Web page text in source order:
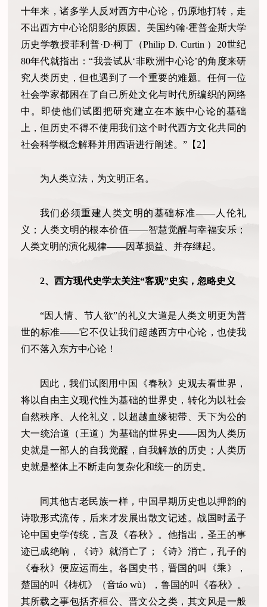
十年来，诸多学人反对西方中心论，仍原地打转，走
不出西方中心论阴影的原因。美国约翰·霍普金斯大学
历史学教授菲利普·D·柯丁（Philip D. Curtin ）20世纪
80年代就指出：“我尝试从‘非欧洲中心论’的角度来研
究人类历史，但也遇到了一个重要的难题。任何一位
社会学家都困在了自己所处文化与时代所编织的网络
中。即使他们试图把研究建立在本族中心论的基础
上，但历史不得不使用我们这个时代西方文化共同的
社会科学概念解释并用西语进行阐述。”【2】
为人类立法，为文明正名。
我们必须重建人类文明的基础标准——人伦礼
义；人类文明的根本价值——智慧觉醒与幸福安乐；
人类文明的演化规律——因革损益、并存继起。
2、西方现代史学太关注“客观”史实，忽略史义
“因人情、节人欲”的礼义大道是人类文明更为普
世的标准——它不仅让我们超越西方中心论，也使我
们不落入东方中心论！
因此，我们试图用中国《春秋》史观去看世界，
将以自由主义现代性为基础的世界史，转化为以社会
自然秩序、人伦礼义，以超越血缘裙带、天下为公的
大一统治道（王道）为基础的世界史——因为人类历
史就是一部人的自我觉醒，自我解放的历史；人类历
史就是整体上不断走向复杂化和统一的历史。
同其他古老民族一样，中国早期历史也以押韵的
诗歌形式流传，后来才发展出散文记述。战国时孟子
论中国史学传统，言及《春秋》。他指出，圣王的事
迹已成绝响，《诗》就消亡了；《诗》消亡，孔子的
《春秋》便应运而生。各国史书，晋国的叫《乘》，
楚国的叫《梼杌》（音táo wù），鲁国的叫《春秋》。
其所载之事包括齐桓公、晋文公之类，其文风是一般